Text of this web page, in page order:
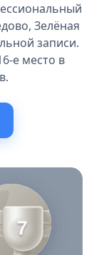
Зелёная
записи.
е место в
7